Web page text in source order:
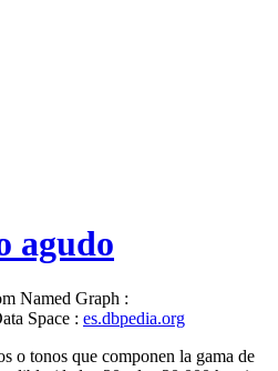
agudo
Named Graph :
Space : es.dbpedia.org
o tonos que componen la gama de